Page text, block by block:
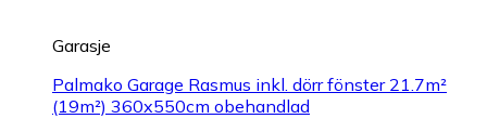
Garasje
Palmako Garage Rasmus inkl. dörr fönster 21.7m²
(19m²) 360x550cm obehandlad